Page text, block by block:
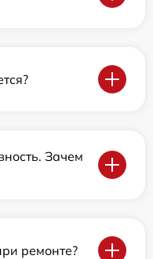
Зачем
ремонте?